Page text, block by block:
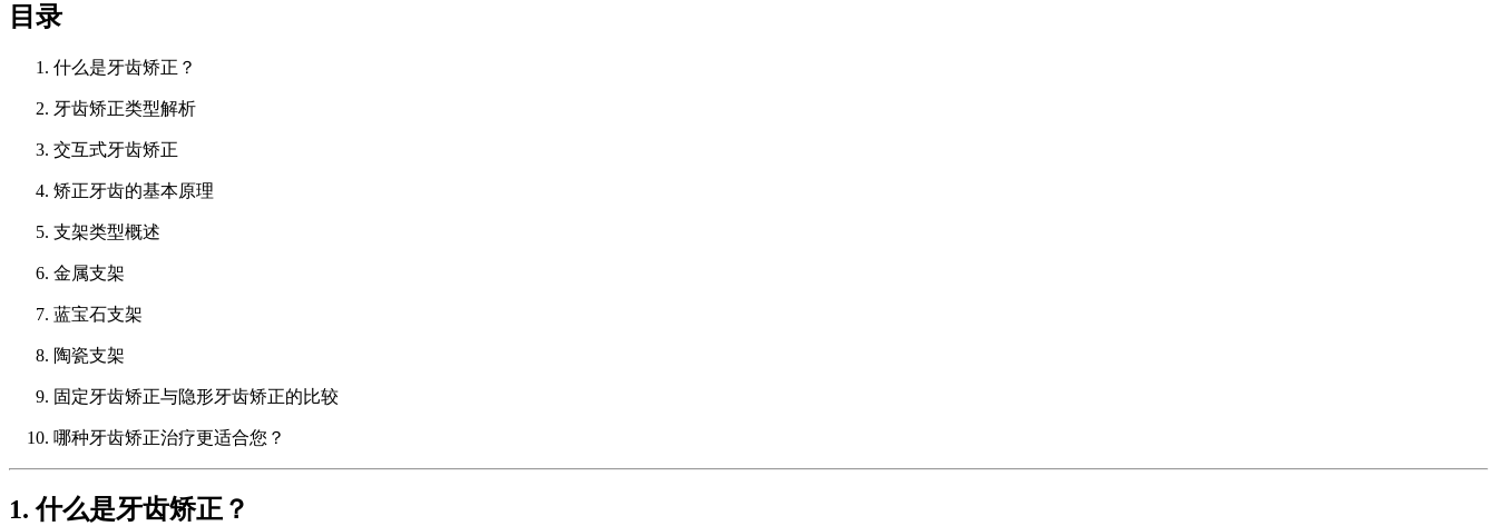
目录
什么是牙齿矫正？
牙齿矫正类型解析
交互式牙齿矫正
矫正牙齿的基本原理
支架类型概述
金属支架
蓝宝石支架
陶瓷支架
固定牙齿矫正与隐形牙齿矫正的比较
哪种牙齿矫正治疗更适合您？
1. 什么是牙齿矫正？